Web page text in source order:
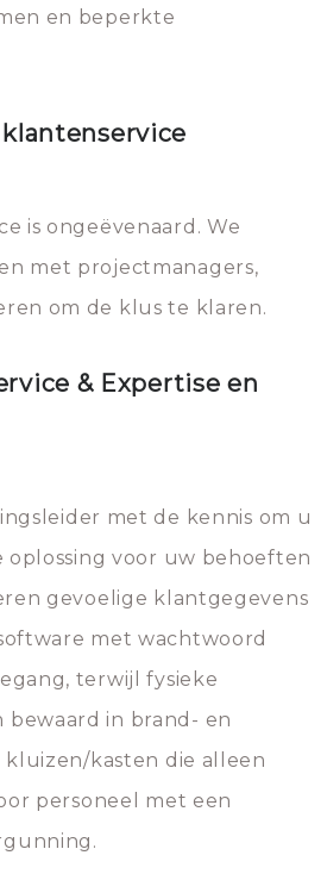
en beperkte
is ongeëvenaard. We
met projectmanagers,
om de klus te klaren.
& Expertise en
met de kennis om u
voor uw behoeften
gevoelige klantgegevens
met wachtwoord
terwijl fysieke
bewaard in brand- en
kasten die alleen
personeel met een